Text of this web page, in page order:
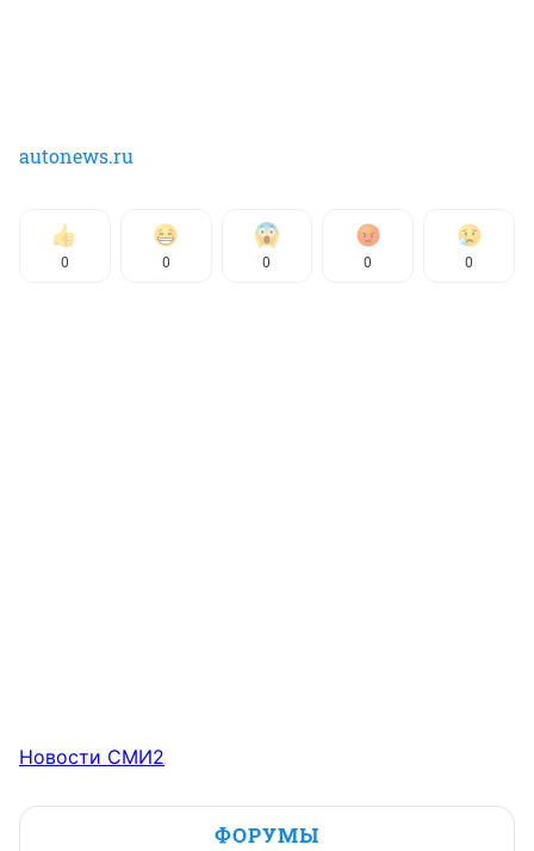
autonews.ru
0 0 0 0 0
Новости СМИ2
ФОРУМЫ